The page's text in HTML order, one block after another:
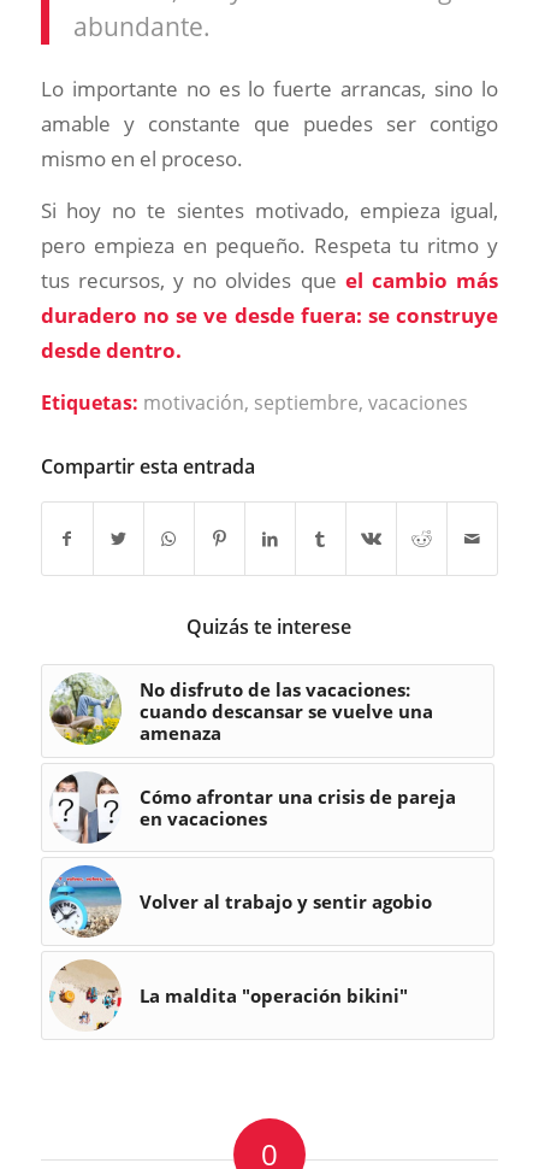
abundante.
Lo importante no es lo fuerte arrancas, sino lo
amable y constante que puedes ser contigo
mismo en el proceso.
Si hoy no te sientes motivado, empieza igual,
pero empieza en pequeño. Respeta tu ritmo y
tus recursos, y no olvides que el cambio más
duradero no se ve desde fuera: se construye
desde dentro.
Etiquetas: motivación, septiembre, vacaciones
Compartir esta entrada
Quizás te interese
No disfruto de las vacaciones:
cuando descansar se vuelve una
amenaza
Cómo afrontar una crisis de pareja
en vacaciones
Volver al trabajo y sentir agobio
La maldita "operación bikini"
0